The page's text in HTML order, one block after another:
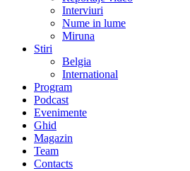
Interviuri
Nume in lume
Miruna
Stiri
Belgia
International
Program
Podcast
Evenimente
Ghid
Magazin
Team
Contacts